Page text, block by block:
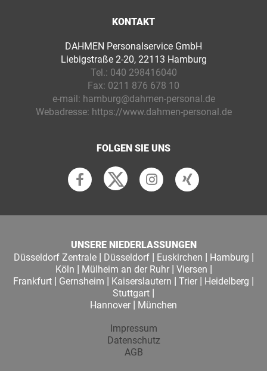
KONTAKT
DAHMEN Personalservice GmbH
Liebigstraße 2-20, 22113 Hamburg
Tel.: 040 298416040
Fax: 0211 876 678 10
e-mail: hamburg@dahmen-personal.de
Webadresse: https://www.dahmen-personal.de
FOLGEN SIE UNS
UNSERE NIEDERLASSUNGEN
Düsseldorf Zentrale| Düsseldorf| Euskirchen | Hamburg |
Köln | Mülheim an der Ruhr| Viersen |
Frankfurt | Gernsheim | Kaiserslautern | Trier | Heidelberg |
Stuttgart |
Hannover | München
Impressum
Datenschutz
AGB